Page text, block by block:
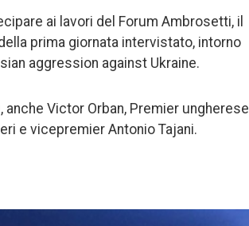
ai lavori del Forum Ambrosetti, il
prima giornata intervistato, intorno
aggression against Ukraine.
Victor Orban, Premier ungherese
e vicepremier Antonio Tajani.